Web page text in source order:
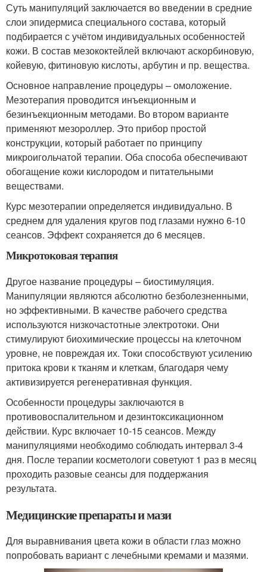
Суть манипуляций заключается во введении в средние
слои эпидермиса специального состава, который
подбирается с учётом индивидуальных особенностей
кожи. В состав мезококтейлей включают аскорбиновую,
койевую, фитиновую кислоты, арбутин и пр. вещества.
Основное направление процедуры – омоложение.
Мезотерапия проводится инъекционным и
безинъекционным методами. Во втором варианте
применяют мезороллер. Это прибор простой
конструкции, который работает по принципу
микроигольчатой терапии. Оба способа обеспечивают
обогащение кожи кислородом и питательными
веществами.
Курс мезотерапии определяется индивидуально. В
среднем для удаления кругов под глазами нужно 6-10
сеансов. Эффект сохраняется до 6 месяцев.
Микротоковая терапия
Другое название процедуры – биостимуляция.
Манипуляции являются абсолютно безболезненными,
но эффективными. В качестве рабочего средства
используются низкочастотные электротоки. Они
стимулируют биохимические процессы на клеточном
уровне, не повреждая их. Токи способствуют усилению
притока крови к тканям и клеткам, благодаря чему
активизируется регенеративная функция.
Особенности процедуры заключаются в
противовоспалительном и дезинтоксикационном
действии. Курс включает 10-15 сеансов. Между
манипуляциями необходимо соблюдать интервал 3-4
дня. После терапии косметологи советуют 1 раз в месяц
проходить разовые сеансы для поддержания
результата.
Медицинские препараты и мази
Для выравнивания цвета кожи в области глаз можно
попробовать вариант с лечебными кремами и мазями.